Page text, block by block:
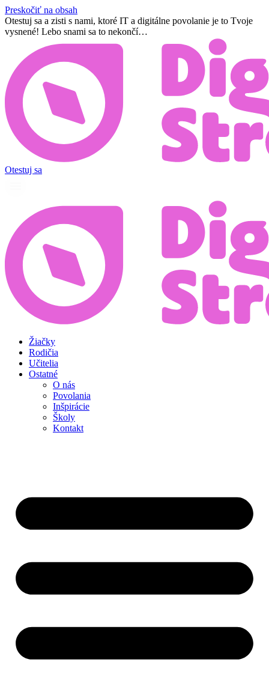
Preskočiť na obsah
Otestuj sa a zisti s nami, ktoré IT a digitálne povolanie je to Tvoje
vysnené! Lebo snami sa to nekončí…
Otestuj sa
Žiačky
Rodičia
Učitelia
Ostatné
O nás
Povolania
Inšpirácie
Školy
Kontakt